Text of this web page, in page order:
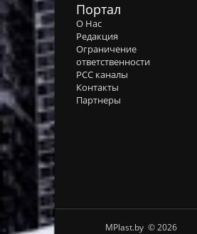
Портал
О Нас
Редакция
Ограничение
ответственности
РСС каналы
Контакты
Партнеры
MPlast.by © 2026